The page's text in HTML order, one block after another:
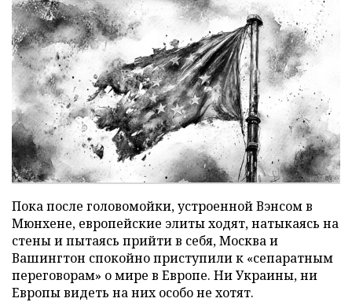
Пока после головомойки, устроенной Вэнсом в
Мюнхене, европейские элиты ходят, натыкаясь на
стены и пытаясь прийти в себя, Москва и
Вашингтон спокойно приступили к «сепаратным
переговорам» о мире в Европе. Ни Украины, ни
Европы видеть на них особо не хотят.